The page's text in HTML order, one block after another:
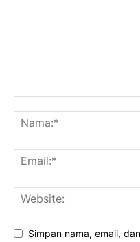
Simpan nama, email,